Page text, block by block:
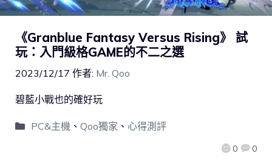
《Granblue Fantasy Versus Rising》 試
玩：入門級格GAME的不二之選
2023/12/17 作者: Mr. Qoo
0 0
碧藍小戰也的確好玩
PC&主機、 Qoo獨家 、 心得測評